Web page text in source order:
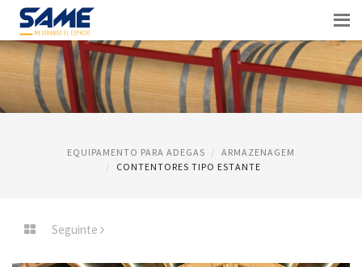
EQUIPAMENTO PARA ADEGAS
ARMAZENAGEM
CONTENTORES TIPO ESTANTE
Seguinte